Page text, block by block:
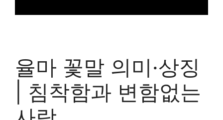
율마 꽃말 의미·상징
| 침착함과 변함없는